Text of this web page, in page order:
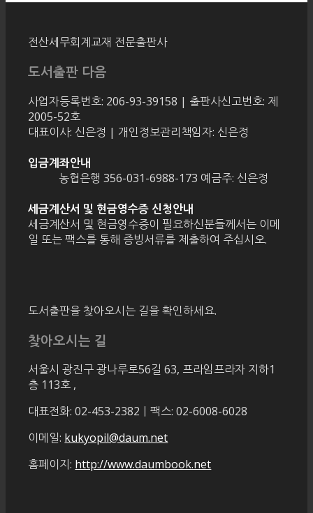
전산세무회계교재 전문출판사
도서출판 다음
사업자등록번호: 206-93-39158 | 출판사신고번호: 제
2005-52호
대표이사: 신은정 | 개인정보관리책임자: 신은정
입금계좌안내
농협은행 356-031-6988-173 예금주: 신은정
세금계산서 및 현금영수증 신청안내
세금계산서 및 현금영수증이 필요하신분들께서는 이메
일 또는 팩스를 통해 증빙서류를 제출하여 주십시오.
도서출판을 찾아오시는 길을 확인하세요.
찾아오시는 길
서울시 광진구 광나루로56길 63, 프라임프라자 지하1
층 113호 ,
대표전화: 02-453-2382ㅣ팩스: 02-6008-6028
이메일: kukyopil@daum.net
홈페이지: http://www.daumbook.net